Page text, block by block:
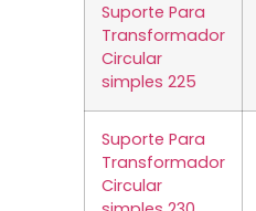
Suporte Para
Transformador
Circular
simples 225
Suporte Para
Transformador
Circular